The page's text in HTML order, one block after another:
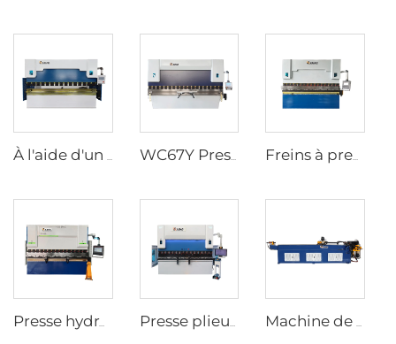
À l'aide d'un système de freinage à pression hydraulique de type wc67y avec contrôleur CNC t8 WC67Y Presse hydraulique avec contrôleur CNC E300 Freins à presse hydraulique à commande numérique avec contrôleur ESA S630